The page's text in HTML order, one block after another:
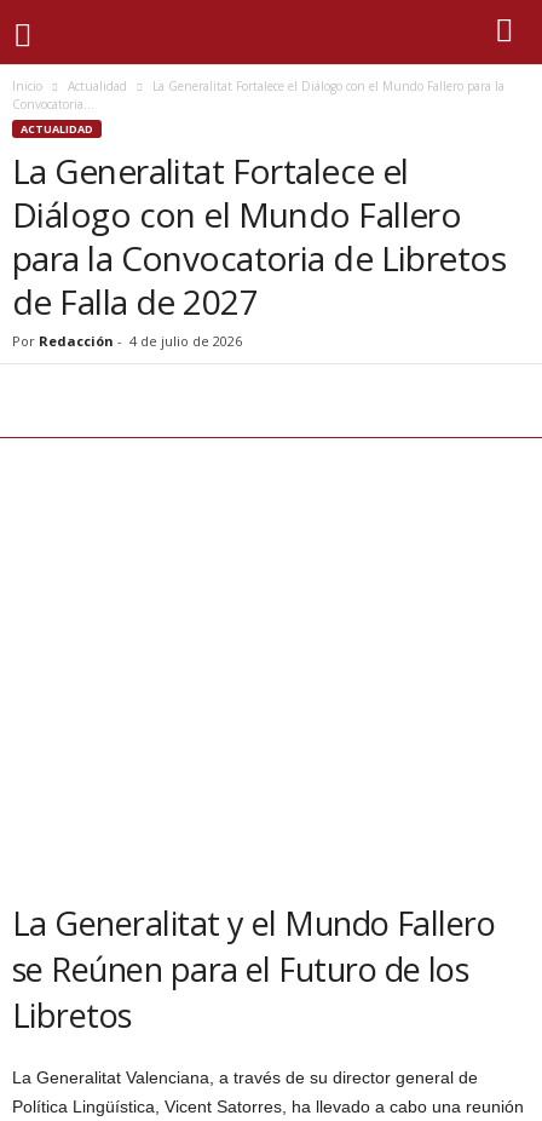
Inicio Actualidad
La Generalitat Fortalece el Diálogo con el Mundo Fallero para la
Convocatoria...
ACTUALIDAD
La Generalitat Fortalece el
Diálogo con el Mundo Fallero
para la Convocatoria de Libretos
de Falla de 2027
Por Redacción - 4 de julio de 2026
La Generalitat y el Mundo Fallero
se Reúnen para el Futuro de los
Libretos
La Generalitat Valenciana, a través de su director general de
Política Lingüística, Vicent Satorres, ha llevado a cabo una reunión